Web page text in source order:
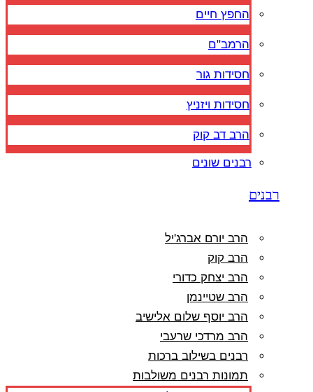
החפץ חיים
הרמב"ם
חסידות גור
חסידות ויזניץ
הרב דב קוק
רבנים שונים
רבנים
הרב יורם אברג'יל
הרב קוק
הרב יצחק כדורי
הרב שטיינמן
הרב יוסף שלום אלישיב
הרב מרדכי שרעבי
רבנים בשילוב ברכות
תמונות רבנים משולבות